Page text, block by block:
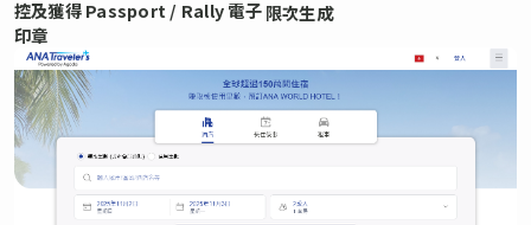
控及獲得 Passport / Rally 電子
印章
限次生成